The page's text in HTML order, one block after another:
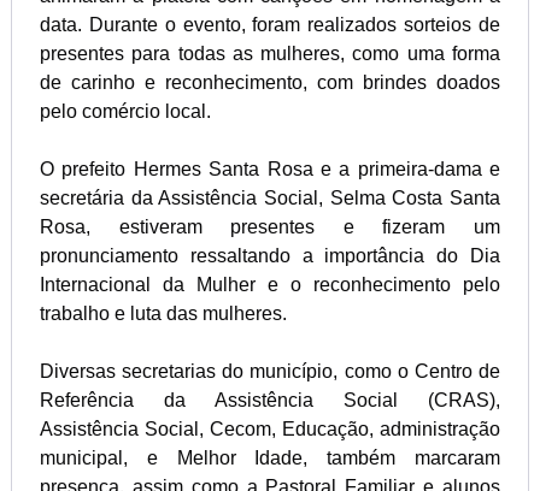
data. Durante o evento, foram realizados sorteios de
presentes para todas as mulheres, como uma forma
de carinho e reconhecimento, com brindes doados
pelo comércio local.
O prefeito Hermes Santa Rosa e a primeira-dama e
secretária da Assistência Social, Selma Costa Santa
Rosa, estiveram presentes e fizeram um
pronunciamento ressaltando a importância do Dia
Internacional da Mulher e o reconhecimento pelo
trabalho e luta das mulheres.
Diversas secretarias do município, como o Centro de
Referência da Assistência Social (CRAS),
Assistência Social, Cecom, Educação, administração
municipal, e Melhor Idade, também marcaram